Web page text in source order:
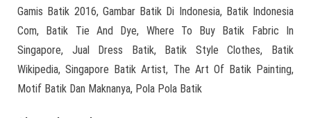
Gamis Batik 2016, Gambar Batik Di Indonesia, Batik Indonesia
Com, Batik Tie And Dye, Where To Buy Batik Fabric In
Singapore, Jual Dress Batik, Batik Style Clothes, Batik
Wikipedia, Singapore Batik Artist, The Art Of Batik Painting,
Motif Batik Dan Maknanya, Pola Pola Batik